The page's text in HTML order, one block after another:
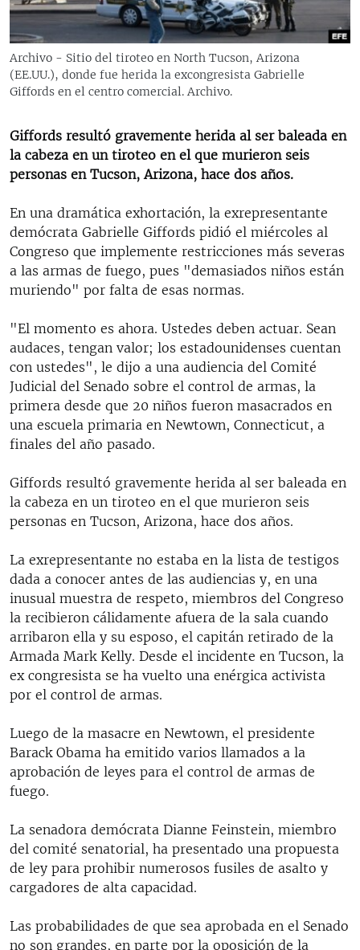
RADIO MARTÍ
ESPECIALES
ESPECIALES
SER VIEJO EN CUBA
KENTU-CUBANO
DESINFORMACIÓN RUSA EN AMÉRICA LATINA
LA INVASIÓN DE RUSIA A UCRANIA
MULTIMEDIA
EDITORIALES
SÍGUENOS
Archivo - Sitio del tiroteo en North Tucson, Arizona
(EE.UU.), donde fue herida la excongresista Gabrielle
Giffords en el centro comercial. Archivo.
Giffords resultó gravemente herida al ser baleada en
la cabeza en un tiroteo en el que murieron seis
personas en Tucson, Arizona, hace dos años.
En una dramática exhortación, la exrepresentante
demócrata Gabrielle Giffords pidió el miércoles al
Congreso que implemente restricciones más severas
a las armas de fuego, pues "demasiados niños están
muriendo" por falta de esas normas.
"El momento es ahora. Ustedes deben actuar. Sean
audaces, tengan valor; los estadounidenses cuentan
con ustedes", le dijo a una audiencia del Comité
Judicial del Senado sobre el control de armas, la
primera desde que 20 niños fueron masacrados en
una escuela primaria en Newtown, Connecticut, a
finales del año pasado.
Giffords resultó gravemente herida al ser baleada en
la cabeza en un tiroteo en el que murieron seis
personas en Tucson, Arizona, hace dos años.
La exrepresentante no estaba en la lista de testigos
dada a conocer antes de las audiencias y, en una
inusual muestra de respeto, miembros del Congreso
la recibieron cálidamente afuera de la sala cuando
arribaron ella y su esposo, el capitán retirado de la
Armada Mark Kelly. Desde el incidente en Tucson, la
ex congresista se ha vuelto una enérgica activista
por el control de armas.
Luego de la masacre en Newtown, el presidente
Barack Obama ha emitido varios llamados a la
aprobación de leyes para el control de armas de
fuego.
La senadora demócrata Dianne Feinstein, miembro
del comité senatorial, ha presentado una propuesta
de ley para prohibir numerosos fusiles de asalto y
cargadores de alta capacidad.
Las probabilidades de que sea aprobada en el Senado
no son grandes, en parte por la oposición de la